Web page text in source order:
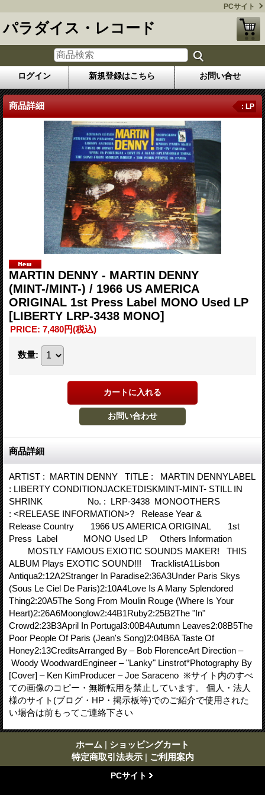
PCサイト
パラダイス・レコード
ログイン 新規登録はこちら お問い合せ
商品詳細 : LP
MARTIN DENNY - MARTIN DENNY
(MINT-/MINT-) / 1966 US AMERICA
ORIGINAL 1st Press Label MONO Used LP
[LIBERTY LRP-3438 MONO]
PRICE: 7,480円(税込)
数量:
商品詳細
ARTIST : MARTIN DENNY TITLE : MARTIN DENNYLABEL
: LIBERTY CONDITIONJACKETDISKMINT-MINT- STILL IN
SHRINK No. : LRP-3438 MONOOTHERS
: <RELEASE INFORMATION>? Release Year &
Release Country 1966 US AMERICA ORIGINAL 1st
Press Label MONO Used LP Others Information
MOSTLY FAMOUS EXIOTIC SOUNDS MAKER! THIS
ALBUM Plays EXOTIC SOUND!!! TracklistA1Lisbon
Antiqua2:12A2Stranger In Paradise2:36A3Under Paris Skys
(Sous Le Ciel De Paris)2:10A4Love Is A Many Splendored
Thing2:20A5The Song From Moulin Rouge (Where Is Your
Heart)2:26A6Moonglow2:44B1Ruby2:25B2The "In"
Crowd2:23B3April In Portugal3:00B4Autumn Leaves2:08B5The
Poor People Of Paris (Jean's Song)2:04B6A Taste Of
Honey2:13CreditsArranged By – Bob FlorenceArt Direction –
Woody WoodwardEngineer – "Lanky" Linstrot*Photography By
[Cover] – Ken KimProducer – Joe Saraceno ※サイト内のすべ
ての画像のコピー・無断転用を禁止しています。 個人・法人
様のサイト(ブログ・HP・掲示板等)でのご紹介で使用された
い場合は前もってご連絡下さい
ホーム | ショッピングカート
特定商取引法表示 | ご利用案内
PCサイト